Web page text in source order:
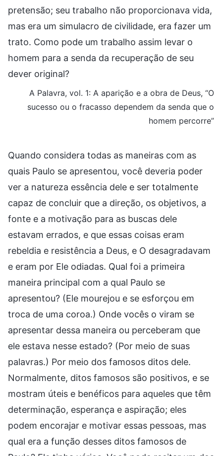
pretensão; seu trabalho não proporcionava vida,
mas era um simulacro de civilidade, era fazer um
trato. Como pode um trabalho assim levar o
homem para a senda da recuperação de seu
dever original?
A Palavra, vol. 1: A aparição e a obra de Deus, “O
sucesso ou o fracasso dependem da senda que o
homem percorre”
Quando considera todas as maneiras com as
quais Paulo se apresentou, você deveria poder
ver a natureza essência dele e ser totalmente
capaz de concluir que a direção, os objetivos, a
fonte e a motivação para as buscas dele
estavam errados, e que essas coisas eram
rebeldia e resistência a Deus, e O desagradavam
e eram por Ele odiadas. Qual foi a primeira
maneira principal com a qual Paulo se
apresentou? (Ele mourejou e se esforçou em
troca de uma coroa.) Onde vocês o viram se
apresentar dessa maneira ou perceberam que
ele estava nesse estado? (Por meio de suas
palavras.) Por meio dos famosos ditos dele.
Normalmente, ditos famosos são positivos, e se
mostram úteis e benéficos para aqueles que têm
determinação, esperança e aspiração; eles
podem encorajar e motivar essas pessoas, mas
qual era a função desses ditos famosos de